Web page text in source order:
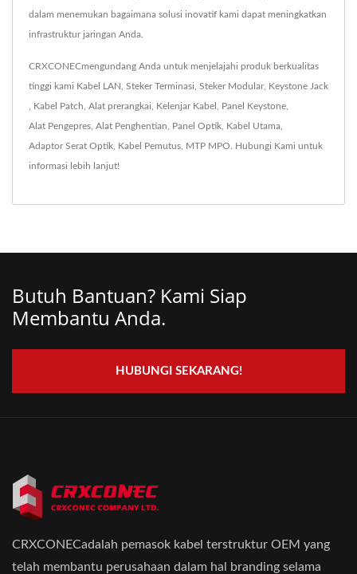
dalam menemukan bagaimana solusi inovatif kami dapat meningkatkan
infrastruktur jaringan Anda.
CRXCONECmengundang Anda untuk menjelajahi produk berkualitas
tinggi kami Kabel LAN Steker Terminasi Steker Modular, Keystone Jack
Kabel Patch Alat prerangkai Kelenjar Kabel Panel Keystone
Alat Pengepres Alat Penghentian Panel Optik Kabel Utama
Adaptor Serat Optik Kabel Pemutus MTP MPO Hubungi Kami untuk
informasi lebih lanjut!
Butuh Bantuan? Kami Siap
Membantu Anda.
HUBUNGI SEKARANG!
CRXCONECadalah pemasok kabel terstruktur OEM yang
telah membantu perusahaan dalam hal branding selama